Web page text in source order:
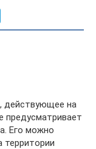
действующее на
предусматривает
Его можно
территории